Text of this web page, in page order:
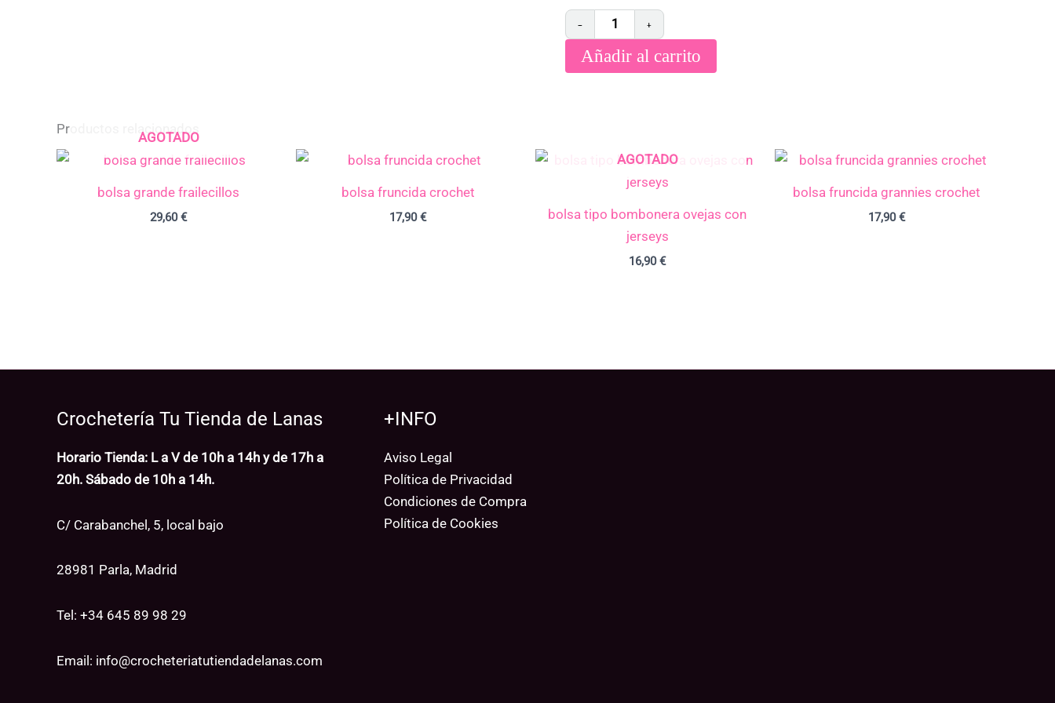
− +
Añadir al carrito
Productos relacionados
AGOTADO
bolsa grande frailecillos
29,60€
bolsa fruncida crochet
17,90€
AGOTADO
bolsa tipo bombonera ovejas con
jerseys
16,90€
bolsa fruncida grannies crochet
17,90€
Crochetería Tu Tienda de Lanas
Horario Tienda: L a V de 10h a 14h y de 17h a
20h. Sábado de 10h a 14h.
C/ Carabanchel, 5, local bajo
28981 Parla, Madrid
Tel: +34 645 89 98 29
Email: info@crocheteriatutiendadelanas.com
+INFO
Aviso Legal
Política de Privacidad
Condiciones de Compra
Política de Cookies